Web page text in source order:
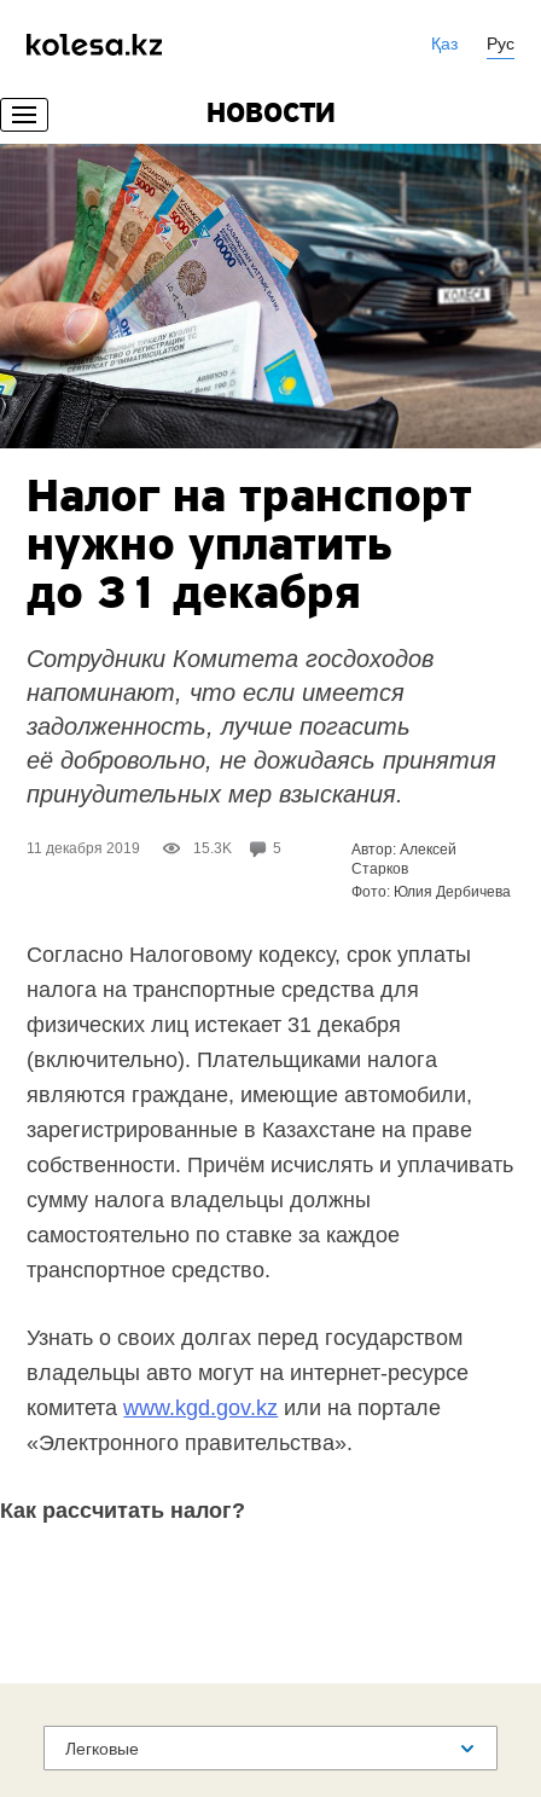
Қаз Рус
НОВОСТИ
Налог на транспорт
нужно уплатить
до 31 декабря
Сотрудники Комитета госдоходов
напоминают, что если имеется
задолженность, лучше погасить
её добровольно, не дожидаясь принятия
принудительных мер взыскания.
11 декабря 2019 15.3K 5
Автор: Алексей
Старков
Фото: Юлия Дербичева
Согласно Налоговому кодексу, срок уплаты
налога на транспортные средства для
физических лиц истекает 31 декабря
(включительно). Плательщиками налога
являются граждане, имеющие автомобили,
зарегистрированные в Казахстане на праве
собственности. Причём исчислять и уплачивать
сумму налога владельцы должны
самостоятельно по ставке за каждое
транспортное средство.
Узнать о своих долгах перед государством
владельцы авто могут на интернет-ресурсе
комитетаwww.kgd.gov.kz или на портале
«Электронного правительства».
Как рассчитать налог?